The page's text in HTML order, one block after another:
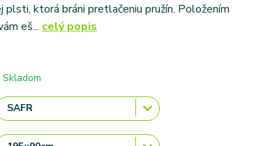
ktorá bráni pretlačeniu pružín. Položením
eš... celý popis
Skladom